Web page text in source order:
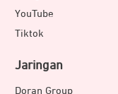
YouTube
Tiktok
Jaringan
Doran Group